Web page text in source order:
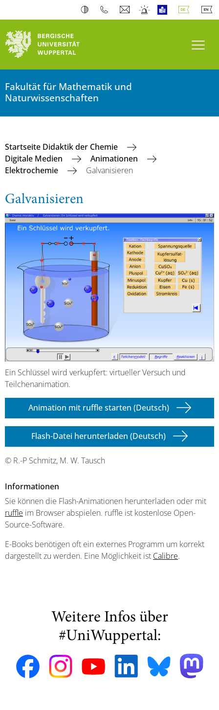
Fakultät für Mathematik und
Naturwissenschaften
Startseite Didaktik der Chemie
Digitale Medien
Animationen
Elektrochemie
Galvanisieren
Galvanisieren
Ein Schlüssel wird verkupfert: virtueller Versuch und
Teilchenanimation.
Animation mit ruffle starten (Deutsch)
Flash-Datei herunterladen (Deutsch)
© R.-P Schmitz, M. W. Tausch
Informationen
Sie können die Flash-Animationen herunterladen oder mit
ruffle im Browser abspielen. ruffle ist kostenlose Open-
Source-Software.
E-Books benötigen oft ein externes Programm um korrekt
dargestellt zu werden. Eine Möglichkeit ist Calibre.
Weitere Infos über
#UniWuppertal: